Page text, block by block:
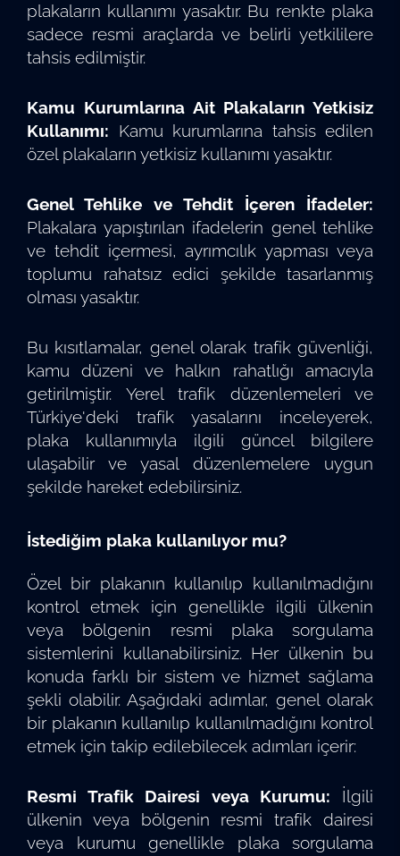
plakaların kullanımı yasaktır. Bu renkte plaka
sadece resmi araçlarda ve belirli yetkililere
tahsis edilmiştir.
Kamu Kurumlarına Ait Plakaların Yetkisiz
Kullanımı: Kamu kurumlarına tahsis edilen
özel plakaların yetkisiz kullanımı yasaktır.
Genel Tehlike ve Tehdit İçeren İfadeler:
Plakalara yapıştırılan ifadelerin genel tehlike
ve tehdit içermesi, ayrımcılık yapması veya
toplumu rahatsız edici şekilde tasarlanmış
olması yasaktır.
Bu kısıtlamalar, genel olarak trafik güvenliği,
kamu düzeni ve halkın rahatlığı amacıyla
getirilmiştir. Yerel trafik düzenlemeleri ve
Türkiye'deki trafik yasalarını inceleyerek,
plaka kullanımıyla ilgili güncel bilgilere
ulaşabilir ve yasal düzenlemelere uygun
şekilde hareket edebilirsiniz.
İstediğim plaka kullanılıyor mu?
Özel bir plakanın kullanılıp kullanılmadığını
kontrol etmek için genellikle ilgili ülkenin
veya bölgenin resmi plaka sorgulama
sistemlerini kullanabilirsiniz. Her ülkenin bu
konuda farklı bir sistem ve hizmet sağlama
şekli olabilir. Aşağıdaki adımlar, genel olarak
bir plakanın kullanılıp kullanılmadığını kontrol
etmek için takip edilebilecek adımları içerir:
Resmi Trafik Dairesi veya Kurumu: İlgili
ülkenin veya bölgenin resmi trafik dairesi
veya kurumu genellikle plaka sorgulama